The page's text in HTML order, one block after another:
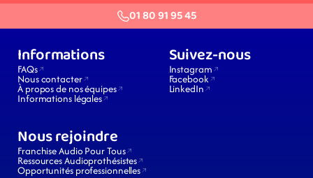
01 80 91 95 45
Informations
FAQs
Nous contacter
À propos de nos équipes
Informations légales
Suivez-nous
Instagram
Facebook
LinkedIn
Nous rejoindre
Franchise Audio Pour Tous
Ressources Audioprothésistes
Opportunités professionnelles